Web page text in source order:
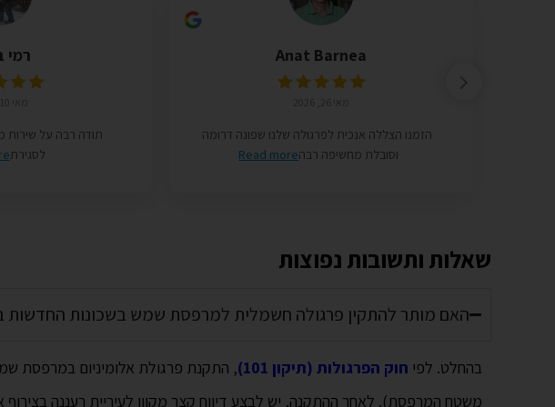
Anat Barnea
הזמנו הצללה אנכית לפרגולה שלנו שפונה דרומה
וסובלת מחשיפה רבהRead more
רמי
תודה רבה על שירות
לסגירת
שאלות ותשובות נפוצות
האם מותר להתקין פרגולה חשמלית למרפסת שמש בשכונות החדשות
בהחלט. לפי חוק הפרגולות (תיקון 101)
משטח המרפסת). לאחר ההתקנה, יש לבצע דיווח קצר מקוון לעיריית רעננה בצירוף